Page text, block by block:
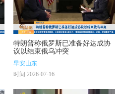
特朗普称俄罗斯已准备好达成协
议以结束俄乌冲突
早安山东
时间 2026-07-16